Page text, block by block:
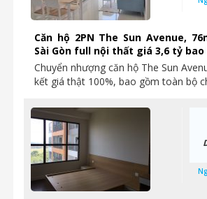
Căn hộ 2PN The Sun Avenue,
Sài Gòn full nội thất giá 3,6 tỷ bao
Chuyển nhượng căn hộ The Sun
kết giá thật 100%, bao gồm toàn bộ